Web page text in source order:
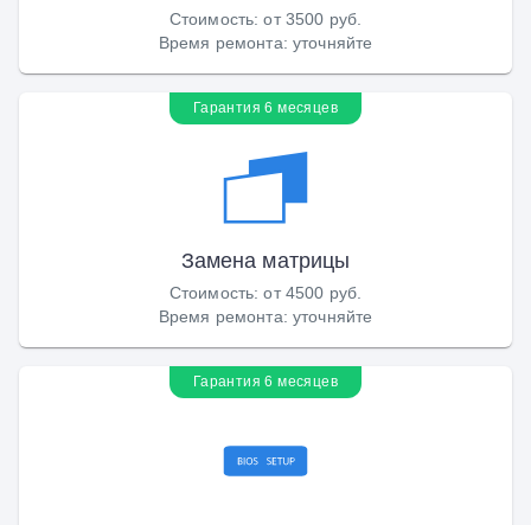
Стоимость:от 3500 руб.
Время ремонта: уточняйте
Гарантия 6 месяцев
Замена матрицы
Стоимость:от 4500 руб.
Время ремонта: уточняйте
Гарантия 6 месяцев